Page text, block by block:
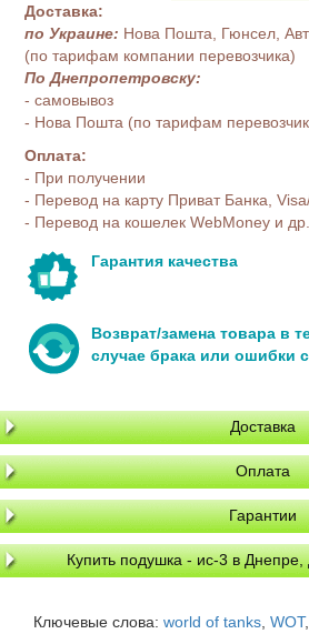
Доставка:
по Украине: Нова Пошта, Гюнсел,
(по тарифам компании перевозчика)
По Днепропетровску:
- самовывоз
- Нова Пошта (по тарифам
Оплата:
- При получении
- Перевод на карту Приват Банка,
- Перевод на кошелек WebMoney и др.
Гарантия качества
Возврат/замена товара в
случае брака или ошибки
Доставка
Оплата
Гарантии
Купить подушка - ис-3 в Днепре,
Ключевые слова: world of tanks, WOT,